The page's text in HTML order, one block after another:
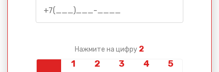
Нажмите на цифру 2